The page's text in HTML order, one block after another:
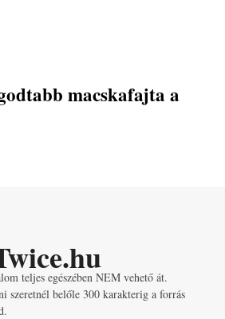
macskafajta a
teljes egészében NEM vehető át.
szeretnél belőle 300 karakterig a forrás